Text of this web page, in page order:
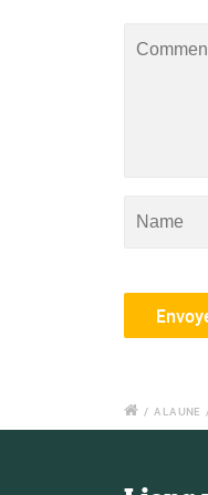
/ A LA UNE